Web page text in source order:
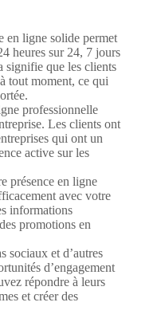
en ligne solide permet
heures sur 24, 7 jours
signifie que les clients
tout moment, ce qui
professionnelle
Les clients ont
qui ont un
active sur les
présence en ligne
avec votre
informations
promotions en
sociaux et d’autres
d’engagement
répondre à leurs
et créer des